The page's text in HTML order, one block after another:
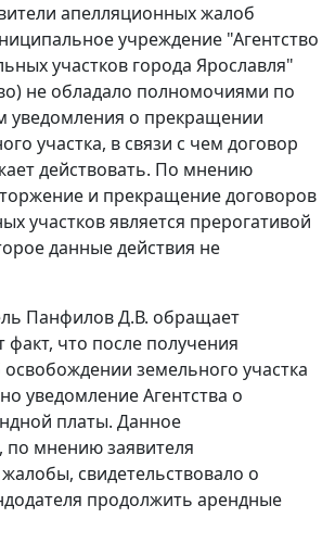
апелляционных жалоб
учреждение "Агентство
участков города Ярославля"
не обладало полномочиями по
уведомления о прекращении
участка, в связи с чем договор
действовать. По мнению
и прекращение договоров
участков является прерогативой
данные действия не
Панфилов Д.В. обращает
факт, что после получения
земельного участка
уведомление Агентства о
платы. Данное
по мнению заявителя
свидетельствовало о
продолжить арендные